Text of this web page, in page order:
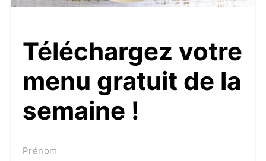
Téléchargez votre
menu gratuit de la
semaine !